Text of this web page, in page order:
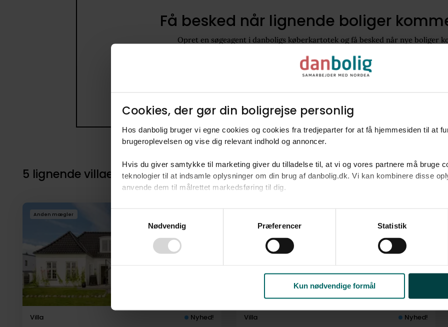
Cookies, der gør din boligrejse personlig​
Hos danbolig bruger vi egne cookies og cookies fra tredjeparter for at få hjemmesiden til at
brugeroplevelsen og vise dig relevant indhold og annoncer.​
Hvis du giver samtykke til marketing giver du tilladelse til, at vi og vores partnere må bruge
teknologier til at indsamle oplysninger om din brug af danbolig.dk. Vi kan kombinere disse
anvende dem til målrettet markedsføring til dig.​
Ved at klikke på ”OK” giver du samtykke til alle formål. Du kan til enhver tid læse mere om
tilbagekalde dit samtykke ved at følge linket til vores
. Oplysninger om
Nødvendig Præferencer Statistik
Kun nødvendige formål
Få besked når lignende boliger
Opret en søgeagent i danboligs køberkartotek og få besked når nye boliger
200 - 280 m2 Villa 14.400.000 kr. - 19.500.000 kr.
Opret med egne
5 lignende villaer i nærheden til 14.400.000-19.500.000 kr. på omkring 240
Anden mægler
Villa Nyhed! Villa Nyhed!